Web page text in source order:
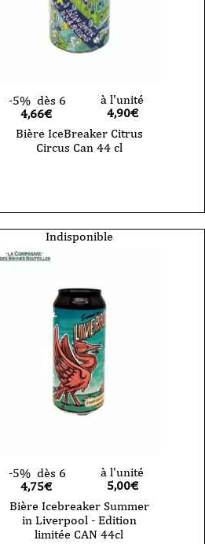
-5% dès 6
4,66€
à l'unité
4,90€
Bière IceBreaker Citrus
Circus Can 44 cl
Indisponible
-5% dès 6
4,75€
à l'unité
5,00€
Bière Icebreaker Summer
in Liverpool - Edition
limitée CAN 44cl